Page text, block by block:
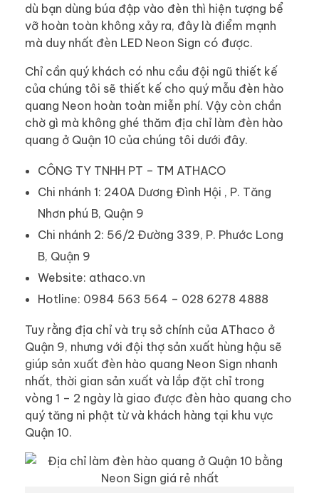
dù bạn dùng búa đập vào đèn thì hiện tượng bể
vỡ hoàn toàn không xảy ra, đây là điểm mạnh
mà duy nhất đèn LED Neon Sign có được.
Chỉ cần quý khách có nhu cầu đội ngũ thiết kế
của chúng tôi sẽ thiết kế cho quý mẫu đèn hào
quang Neon hoàn toàn miễn phí. Vậy còn chần
chờ gì mà không ghé thăm địa chỉ làm đèn hào
quang ở Quận 10 của chúng tôi dưới đây.
CÔNG TY TNHH PT – TM ATHACO
Chi nhánh 1: 240A Dương Đình Hội , P. Tăng
Nhơn phú B, Quận 9
Chi nhánh 2: 56/2 Đường 339, P. Phước Long
B, Quận 9
Website: athaco.vn
Hotline: 0984 563 564 – 028 6278 4888
Tuy rằng địa chỉ và trụ sở chính của AThaco ở
Quận 9, nhưng với đội thợ sản xuất hùng hậu sẽ
giúp sản xuất đèn hào quang Neon Sign nhanh
nhất, thời gian sản xuất và lắp đặt chỉ trong
vòng 1 – 2 ngày là giao được đèn hào quang cho
quý tăng ni phật từ và khách hàng tại khu vực
Quận 10.